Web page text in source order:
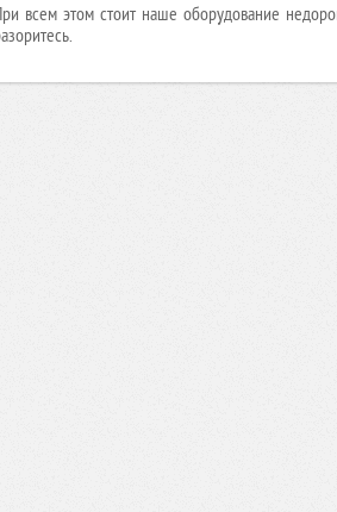
всем этом стоит наше оборудование